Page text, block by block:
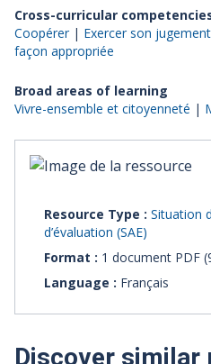
Cross-curricular
Coopérer| Exercer son
façon appropriée
Broad areas of learning
Vivre-ensemble et citoyenneté |
Resource Type : Situation
d’évaluation (SAE)
Format : 1 document PDF
Language : Français
Discover similar